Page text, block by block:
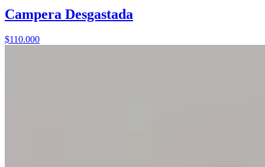
Campera Desgastada
$110.000